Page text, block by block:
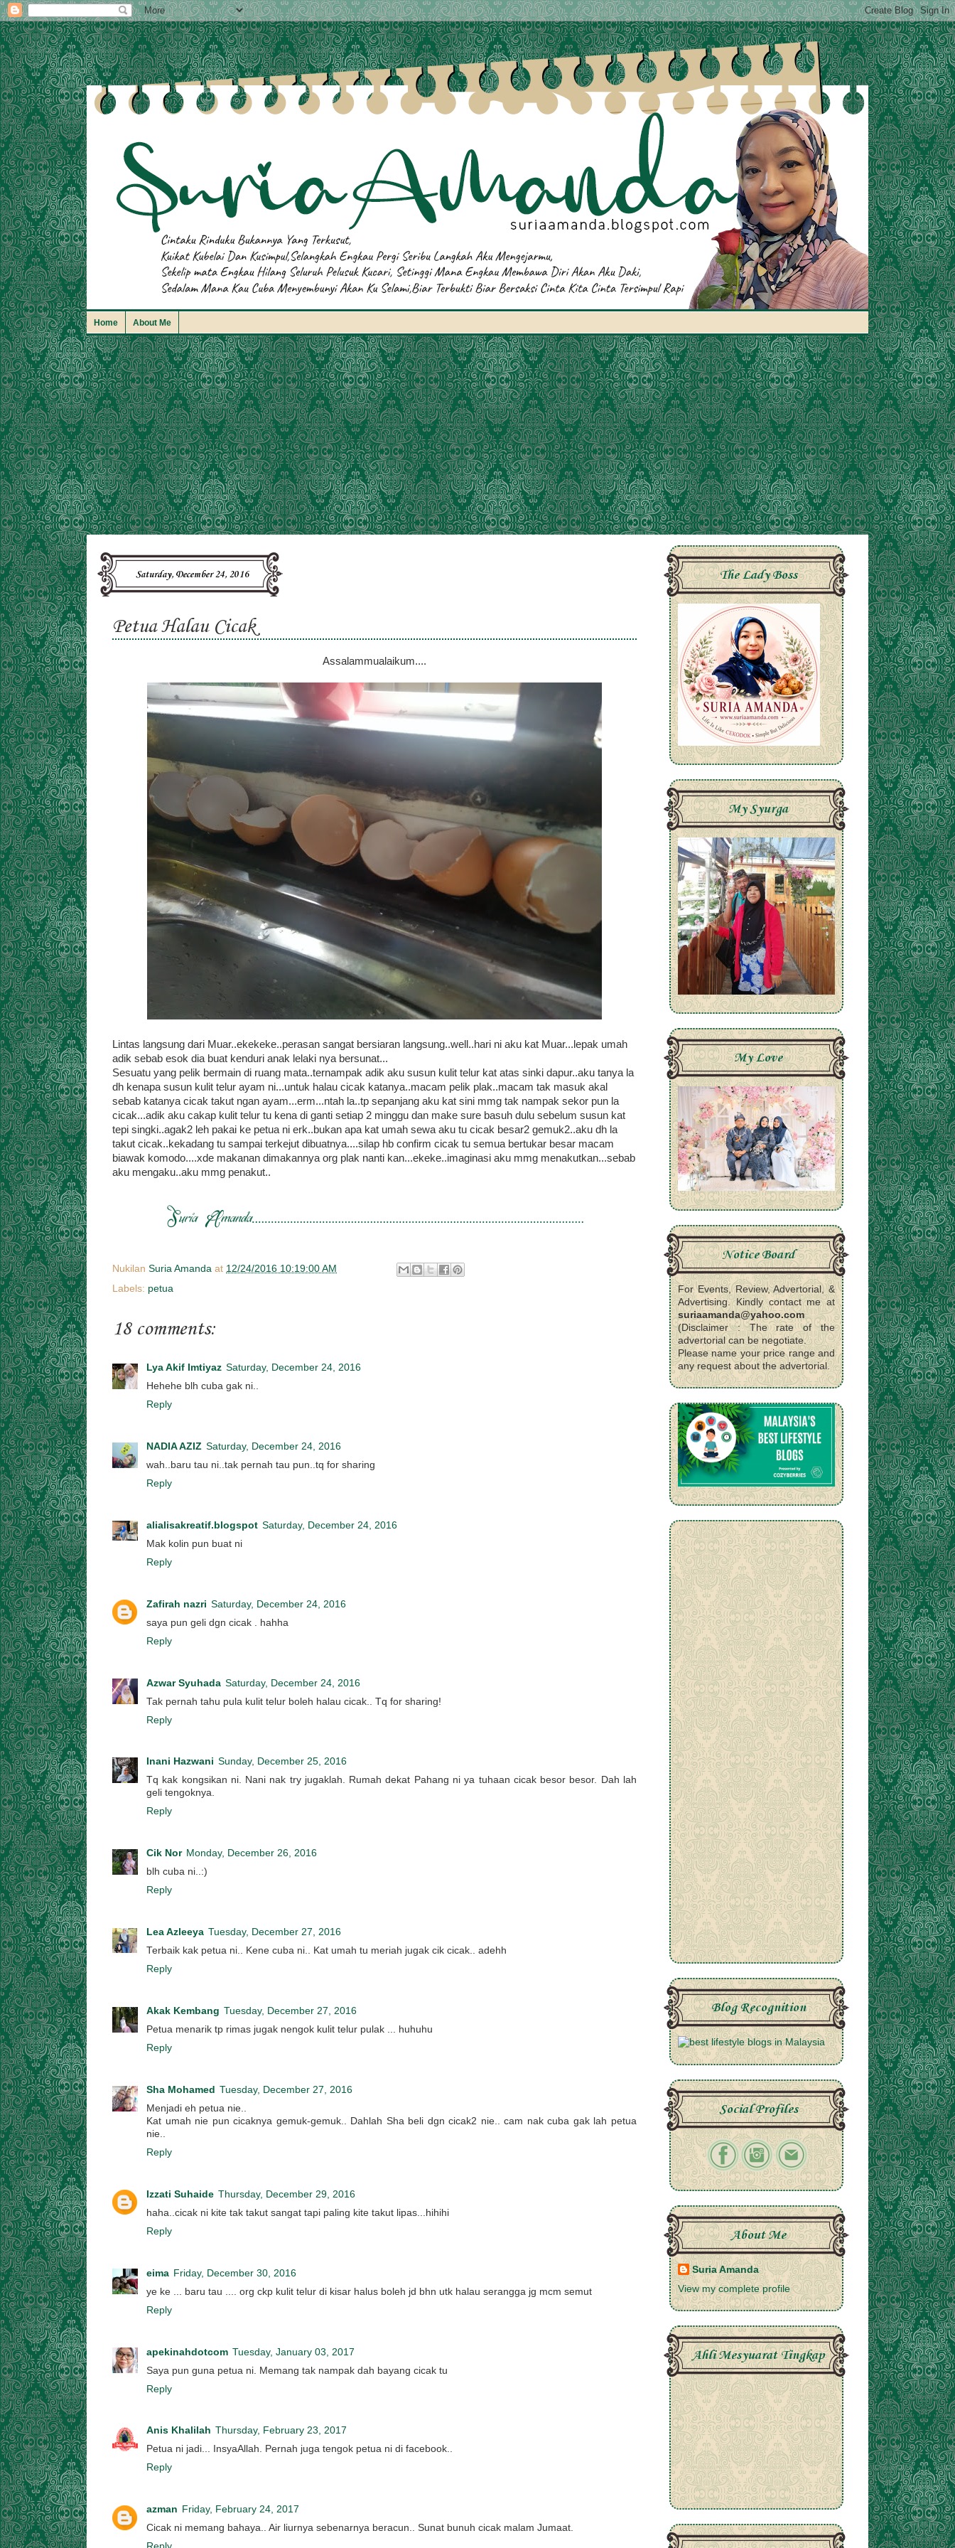
Home About Me
Saturday, December 24, 2016
Petua Halau Cicak
Assalammualaikum....
Lintas langsung dari Muar..ekekeke..perasan sangat bersiaran langsung..well..hari ni aku kat Muar...lepak umah
adik sebab esok dia buat kenduri anak lelaki nya bersunat...
Sesuatu yang pelik bermain di ruang mata..ternampak adik aku susun kulit telur kat atas sinki dapur..aku tanya la
dh kenapa susun kulit telur ayam ni...untuk halau cicak katanya..macam pelik plak..macam tak masuk akal
sebab katanya cicak takut ngan ayam...erm...ntah la..tp sepanjang aku kat sini mmg tak nampak sekor pun la
cicak...adik aku cakap kulit telur tu kena di ganti setiap 2 minggu dan make sure basuh dulu sebelum susun kat
tepi singki..agak2 leh pakai ke petua ni erk..bukan apa kat umah sewa aku tu cicak besar2 gemuk2..aku dh la
takut cicak..kekadang tu sampai terkejut dibuatnya....silap hb confirm cicak tu semua bertukar besar macam
biawak komodo....xde makanan dimakannya org plak nanti kan...ekeke..imaginasi aku mmg menakutkan...sebab
aku mengaku..aku mmg penakut..
Nukilan Suria Amanda at 12/24/2016 10:19:00 AM
Labels: petua
18 comments:
Lya Akif Imtiyaz Saturday, December 24, 2016
Hehehe blh cuba gak ni..
Reply
NADIA AZIZ Saturday, December 24, 2016
wah..baru tau ni..tak pernah tau pun..tq for sharing
Reply
alialisakreatif.blogspot Saturday, December 24, 2016
Mak kolin pun buat ni
Reply
Zafirah nazri Saturday, December 24, 2016
saya pun geli dgn cicak . hahha
Reply
Azwar Syuhada Saturday, December 24, 2016
Tak pernah tahu pula kulit telur boleh halau cicak.. Tq for sharing!
Reply
Inani Hazwani Sunday, December 25, 2016
Tq kak kongsikan ni. Nani nak try jugaklah. Rumah dekat Pahang ni ya tuhaan cicak besor besor. Dah lah
geli tengoknya.
Reply
Cik Nor Monday, December 26, 2016
blh cuba ni..:)
Reply
Lea Azleeya Tuesday, December 27, 2016
Terbaik kak petua ni.. Kene cuba ni.. Kat umah tu meriah jugak cik cicak.. adehh
Reply
Akak Kembang Tuesday, December 27, 2016
Petua menarik tp rimas jugak nengok kulit telur pulak ... huhuhu
Reply
Sha Mohamed Tuesday, December 27, 2016
Menjadi eh petua nie..
Kat umah nie pun cicaknya gemuk-gemuk.. Dahlah Sha beli dgn cicak2 nie.. cam nak cuba gak lah petua
nie..
Reply
Izzati Suhaide Thursday, December 29, 2016
haha..cicak ni kite tak takut sangat tapi paling kite takut lipas...hihihi
Reply
eima Friday, December 30, 2016
ye ke ... baru tau .... org ckp kulit telur di kisar halus boleh jd bhn utk halau serangga jg mcm semut
Reply
apekinahdotcom Tuesday, January 03, 2017
Saya pun guna petua ni. Memang tak nampak dah bayang cicak tu
Reply
Anis Khalilah Thursday, February 23, 2017
Petua ni jadi... InsyaAllah. Pernah juga tengok petua ni di facebook..
Reply
azman Friday, February 24, 2017
Cicak ni memang bahaya.. Air liurnya sebenarnya beracun.. Sunat bunuh cicak malam Jumaat.
The Lady Boss
My Syurga
My Love
Notice Board
For Events, Review, Advertorial, &
Advertising. Kindly contact me at
suriaamanda@yahoo.com
(Disclaimer : The rate of the
advertorial can be negotiate.
Please name your price range and
any request about the advertorial.
Blog Recognition
Social Profiles
About Me
Suria Amanda
View my complete profile
Ahli Mesyuarat Tingkap